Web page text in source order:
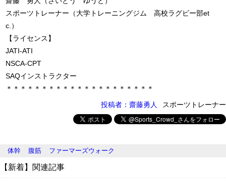
スポーツトレーナー（大学トレーニングジム 高校ラグビー部et
c.）
【ライセンス】
JATI-ATI
NSCA-CPT
SAQインストラクター
＊＊＊＊＊＊＊＊＊＊＊＊＊＊＊＊＊＊＊＊＊
投稿者：齋藤勇人
スポーツトレーナー
体幹 腹筋 ファーマーズウォーク
【新着】関連記事